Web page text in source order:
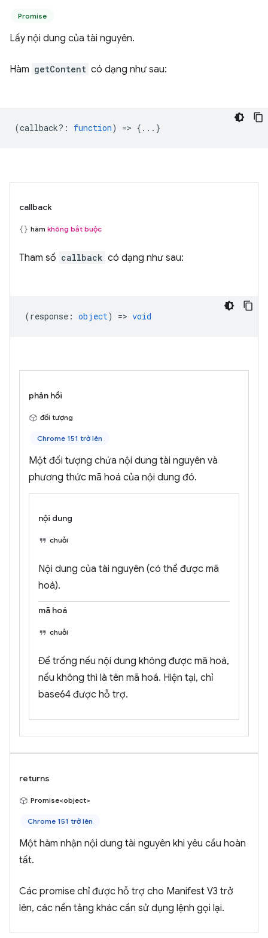
Promise
Lấy nội dung của tài nguyên.
Hàm getContent có dạng như sau:
(callback? : function) => {...}
callback
hàm không bắt buộc
Tham số callback có dạng như sau:
(response : object) => void
phản hồi
đối tượng
Chrome 151 trở lên
Một đối tượng chứa nội dung tài nguyên và
phương thức mã hoá của nội dung đó.
nội dung
chuỗi
Nội dung của tài nguyên (có thể được mã
hoá).
mã hoá
chuỗi
Để trống nếu nội dung không được mã hoá,
nếu không thì là tên mã hoá. Hiện tại, chỉ
base64 được hỗ trợ.
returns
Promise<object>
Chrome 151 trở lên
Một hàm nhận nội dung tài nguyên khi yêu cầu hoàn
tất.
Các promise chỉ được hỗ trợ cho Manifest V3 trở
lên, các nền tảng khác cần sử dụng lệnh gọi lại.